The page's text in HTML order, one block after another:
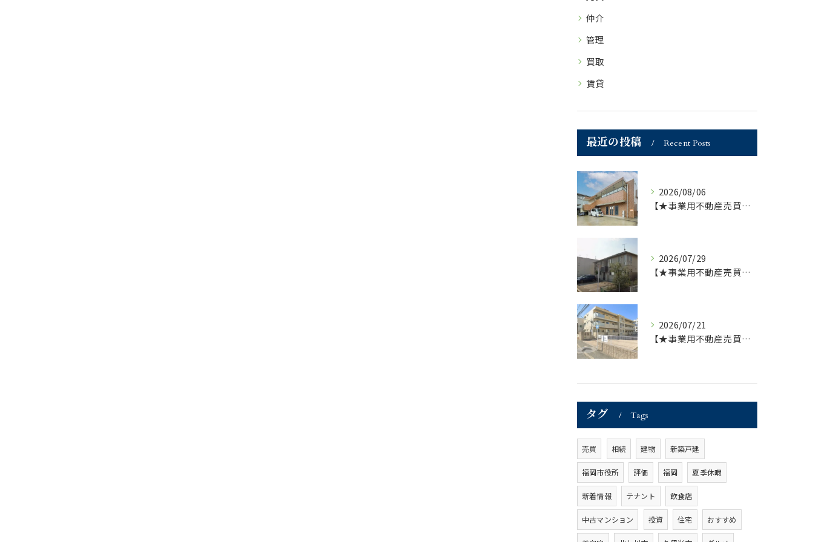
仲介
管理
買取
賃貸
最近の投稿 Recent Posts
2026/08/06
【★事業用不動産売買仲介専門部署より★】福岡市の不動産｜株式会社ランドマーク●1棟収益物件・価格が下がりました！！●
2026/07/29
【★事業用不動産売買仲介専門部署より★】福岡市の不動産｜株式会社ランドマーク ●収益物件 「D-roomアネシス」価格改定のお知らせ●
2026/07/21
【★事業用不動産売買仲介専門部署より★】福岡市の不動産｜株式会社ランドマーク ●収益物件「D-room笹丘」●
タグ Tags
売買 相続 建物 新築戸建
福岡市役所 評価 福岡 夏季休暇
新着情報 テナント 飲食店
中古マンション 投資 住宅 おすすめ